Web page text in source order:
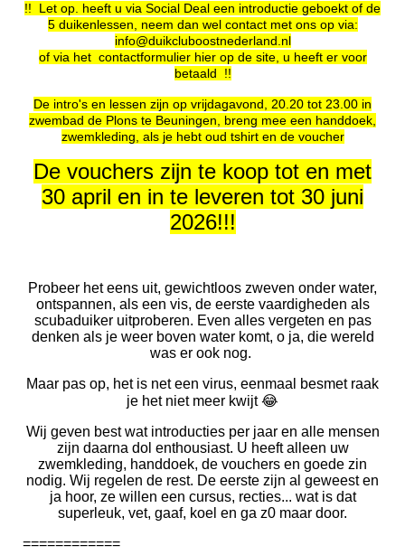
!! Let op. heeft u via Social Deal een introductie geboekt of de
5 duikenlessen, neem dan wel contact met ons op via:
info@duikcluboostnederland.nl
of via het contactformulier hier op de site, u heeft er voor
betaald !!
De intro's en lessen zijn op vrijdagavond, 20.20 tot 23.00 in
zwembad de Plons te Beuningen, breng mee een handdoek,
zwemkleding, als je hebt oud tshirt en de voucher
De vouchers zijn te koop tot en met
30 april en in te leveren tot 30 juni
2026!!!
Probeer het eens uit, gewichtloos zweven onder water,
ontspannen, als een vis, de eerste vaardigheden als
scubaduiker uitproberen. Even alles vergeten en pas
denken als je weer boven water komt, o ja, die wereld
was er ook nog.
Maar pas op, het is net een virus, eenmaal besmet raak
je het niet meer kwijt 😂
Wij geven best wat introducties per jaar en alle mensen
zijn daarna dol enthousiast. U heeft alleen uw
zwemkleding, handdoek, de vouchers en goede zin
nodig. Wij regelen de rest. De eerste zijn al geweest en
ja hoor, ze willen een cursus, recties... wat is dat
superleuk, vet, gaaf, koel en ga z0 maar door.
============